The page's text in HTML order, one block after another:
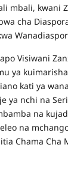
mbali, kwani
cha
Visiwani
ya
kati ya
ya nchi na
na
na
Chama Cha